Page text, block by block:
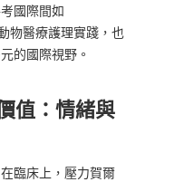
國際間如
物醫療護理實踐，也
的國際視野。
值：情緒與
臨床上，壓力賀爾